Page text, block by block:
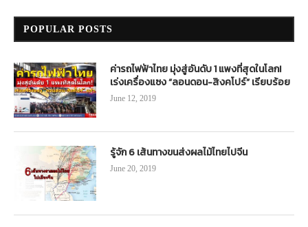
POPULAR POSTS
ค่ารถไฟฟ้าไทย มุ่งสู่อันดับ 1 แพงที่สุดในโลก!
เร่งเครื่องแซง “ลอนดอน-สิงคโปร์” เรียบร้อย
June 12, 2019
รู้จัก 6 เส้นทางขนส่งผลไม้ไทยไปจีน
June 20, 2019